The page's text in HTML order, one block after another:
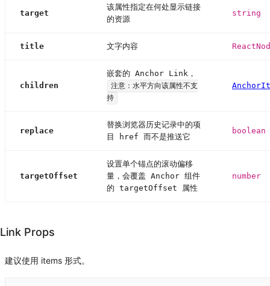
target
该属性指定在何处显示链接
的资源
string
title 文字内容
children
嵌套的 Anchor Link，
注意：水平方向该属性不支
持
replace
替换浏览器历史记录中的项
目 href 而不是推送它
boolean
targetOffset
设置单个锚点的滚动偏移
量，会覆盖 Anchor 组件
的 targetOffset 属性
number
Link Props
建议使用 items 形式。